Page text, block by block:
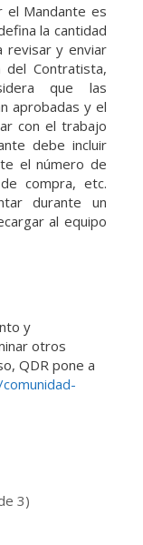
el Mandante es
la cantidad
revisar y enviar
del Contratista,
que las
aprobadas y el
con el trabajo
debe incluir
el número de
compra, etc.
durante un
al equipo
y
otros
QDR pone a
3)